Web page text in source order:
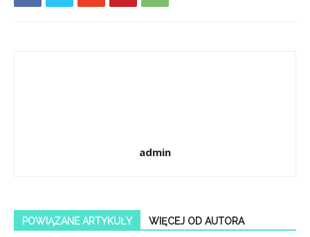
admin
POWIĄZANE ARTYKUŁY WIĘCEJ OD AUTORA